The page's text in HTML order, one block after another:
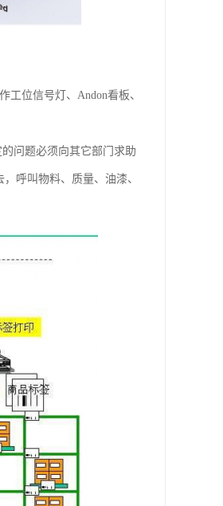
位信号灯、Andon看板、
问题必须向其它部门求助
呼叫物料、质量、油漆、